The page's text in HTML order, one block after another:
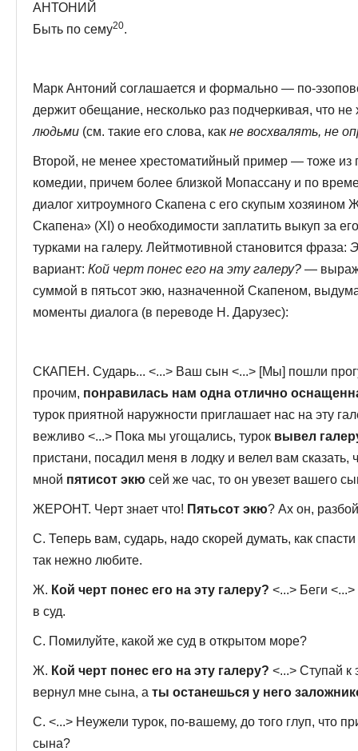
АНТОНИЙ
Быть по сему20.
Марк Антоний соглашается и формально — по-
держит обещание, несколько раз подчеркивая, что не
людьми (см. такие его слова, как не восхвалять, не
Второй, не менее хрестоматийный пример — тоже из
комедии, причем более близкой Мопассану и по
диалог хитроумного Скапена с его скупым хо­зяином
Скапена» (XI) о необходимости заплатить выкуп за
турками на галеру. Лейтмотивной становится фраза:
вариант: Кой черт понес его на эту галеру? —
суммой в пятьсот экю, назначенной Скапеном,
моменты диалога (в переводе Н. Дарузес):
СКАПЕН. Сударь... <...> Ваш сын <...> [Мы] пошли
прочим, понравилась нам одна отлично
турок приятной наружности приглашает нас на эту
вежливо <...> Пока мы угощались, турок вывел
пристани, посадил меня в лодку и велел вам сказать,
мной пятисот экю сей же час, то он уве­зет вашего
ЖЕРОНТ. Черт знает что! Пятьсот экю? Ах он,
С. Теперь вам, сударь, надо скорей думать, как
так нежно любите.
Ж. Кой черт понес его на эту галеру? <...> Беги
в суд.
С. Помилуйте, какой же суд в открытом море?
Ж. Кой черт понес его на эту галеру? <...> Ступай к
вернул мне сына, а ты останешься у него
С. <...> Неужели турок, по-вашему, до того глуп, что
сына?